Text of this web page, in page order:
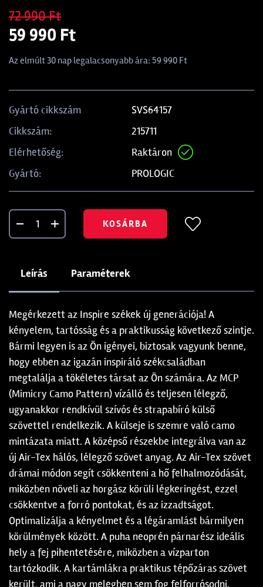
72 990 Ft
59 990 Ft
Az elmúlt 30 nap legalacsonyabb ára: 59 990 Ft
Gyártó cikkszám
SVS64157
Cikkszám:
215711
Elérhetőség:
Raktáron
Gyártó:
PROLOGIC
KOSÁRBA
Leírás Paraméterek
Megérkezett az Inspire székek új generációja! A
kényelem, tartósság és a praktikusság következő szintje.
Bármi legyen is az Ön igényei, biztosak vagyunk benne,
hogy ebben az igazán inspiráló székcsaládban
megtalálja a tökéletes társat az Ön számára. Az MCP
(Mimicry Camo Pattern) vízálló és teljesen lélegző,
ugyanakkor rendkívül szívós és strapabíró külső
szövettel rendelkezik. A külseje is szemre való camo
mintázata miatt. A középső részekbe integrálva van az
új Air-Tex hálós, lélegző szövet anyag. Az Air-Tex szövet
drámai módon segít csökkenteni a hő felhalmozódását,
miközben növeli az horgász körüli légkeringést, ezzel
csökkentve a forró pontokat, és az izzadtságot.
Optimalizálja a kényelmet és a légáramlást bármilyen
körülmények között. A puha neoprén párnarész ideális
hely a fej pihentetésére, miközben a vízparton
tartózkodik. A kartámlákra praktikus tépőzáras szövet
került, ami a nagy melegben sem fog felforrósodni.